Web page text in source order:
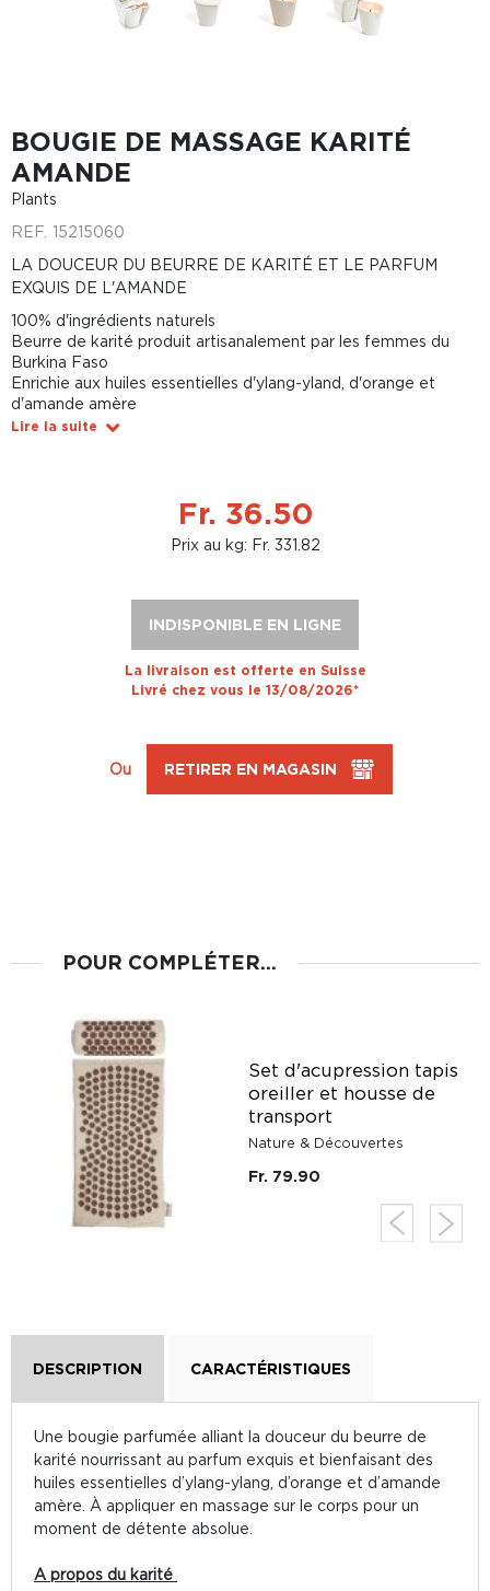
BOUGIE DE MASSAGE KARITÉ
AMANDE
Plants
REF. 15215060
LA DOUCEUR DU BEURRE DE KARITÉ ET LE PARFUM
EXQUIS DE L'AMANDE
100% d'ingrédients naturels
Beurre de karité produit artisanalement par les femmes du
Burkina Faso
Enrichie aux huiles essentielles d'ylang-yland, d'orange et
d'amande amère
Lire la suite
Fr. 36.50
Prix au kg: Fr. 331.82
INDISPONIBLE EN LIGNE
La livraison est offerte en Suisse
Livré chez vous le 13/08/2026*
Ou RETIRER EN MAGASIN
POUR COMPLÉTER...
Set d'acupression tapis
oreiller et housse de
transport
Nature & Découvertes
Fr. 79.90
DESCRIPTION CARACTÉRISTIQUES
Une bougie parfumée alliant la douceur du beurre de
karité nourrissant au parfum exquis et bienfaisant des
huiles essentielles d’ylang-ylang, d’orange et d’amande
amère. À appliquer en massage sur le corps pour un
moment de détente absolue.
A propos du karité